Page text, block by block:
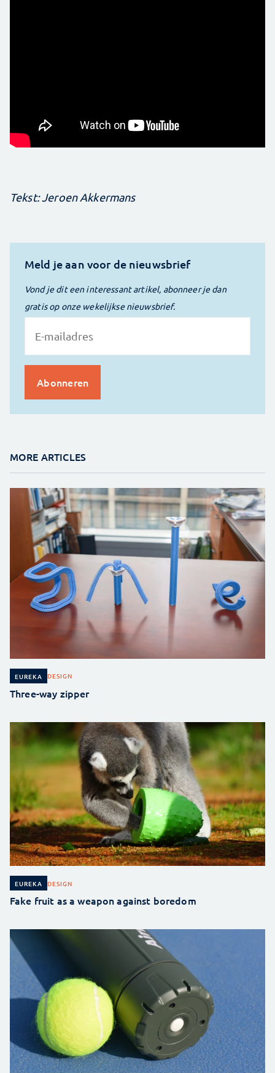
Tekst: Jeroen Akkermans
Meld je aan voor de nieuwsbrief
Vond je dit een interessant artikel, abonneer je dan
gratis op onze wekelijkse nieuwsbrief.
MORE ARTICLES
EUREKA DESIGN
Three-way zipper
EUREKA DESIGN
Fake fruit as a weapon against boredom